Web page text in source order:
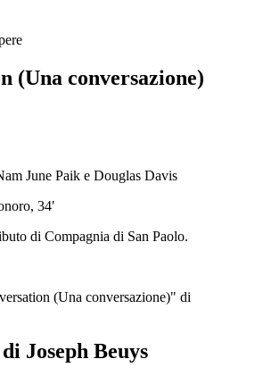
(Una conversazione)
June Paik e Douglas Davis
34′
di Compagnia di San Paolo.
Joseph Beuys